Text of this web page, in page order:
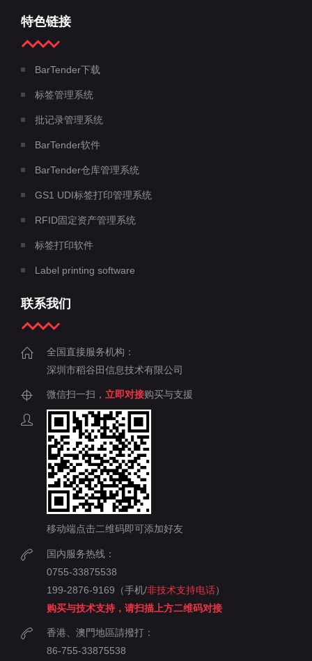
特色链接
BarTender下载
标签管理系统
批记录管理系统
BarTender软件
BarTender仓库管理系统
GS1 UDI标签打印管理系统
RFID固定资产管理系统
标签打印软件
Label printing software
联系我们
全国直接服务机构：
深圳市稻谷田信息技术有限公司
微信扫一扫， 立即对接购买与支援
移动端点击二维码即可添加好友
国内服务热线：
0755-33875538
199-2876-9169（手机/非技术支持电话）
购买与技术支持，请扫描上方二维码对接
香港、澳門地區請撥打：
86-755-33875538